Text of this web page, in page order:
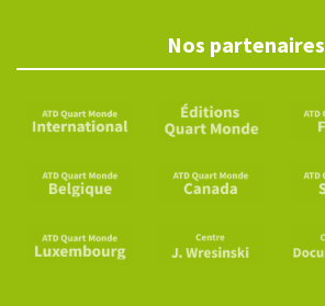
Nos partenaires